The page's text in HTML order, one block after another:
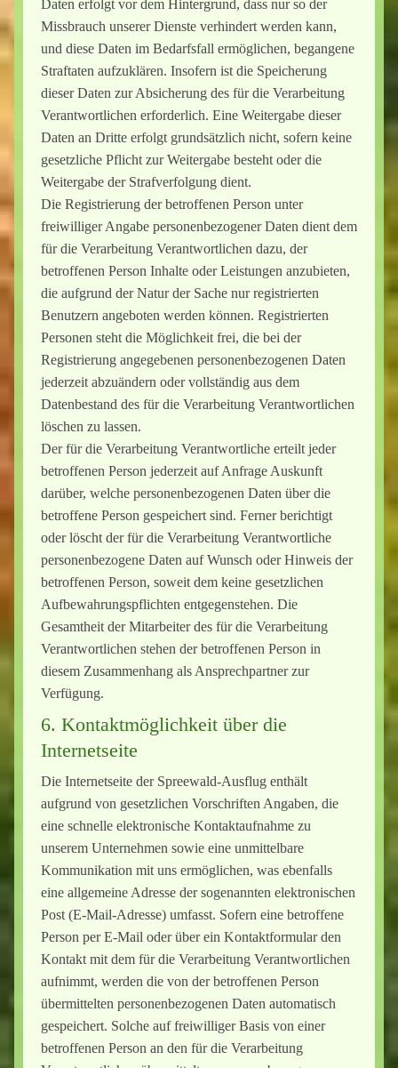
Daten erfolgt vor dem Hintergrund, dass nur so der
Missbrauch unserer Dienste verhindert werden kann,
und diese Daten im Bedarfsfall ermöglichen, begangene
Straftaten aufzuklären. Insofern ist die Speicherung
dieser Daten zur Absicherung des für die Verarbeitung
Verantwortlichen erforderlich. Eine Weitergabe dieser
Daten an Dritte erfolgt grundsätzlich nicht, sofern keine
gesetzliche Pflicht zur Weitergabe besteht oder die
Weitergabe der Strafverfolgung dient.
Die Registrierung der betroffenen Person unter
freiwilliger Angabe personenbezogener Daten dient dem
für die Verarbeitung Verantwortlichen dazu, der
betroffenen Person Inhalte oder Leistungen anzubieten,
die aufgrund der Natur der Sache nur registrierten
Benutzern angeboten werden können. Registrierten
Personen steht die Möglichkeit frei, die bei der
Registrierung angegebenen personenbezogenen Daten
jederzeit abzuändern oder vollständig aus dem
Datenbestand des für die Verarbeitung Verantwortlichen
löschen zu lassen.
Der für die Verarbeitung Verantwortliche erteilt jeder
betroffenen Person jederzeit auf Anfrage Auskunft
darüber, welche personenbezogenen Daten über die
betroffene Person gespeichert sind. Ferner berichtigt
oder löscht der für die Verarbeitung Verantwortliche
personenbezogene Daten auf Wunsch oder Hinweis der
betroffenen Person, soweit dem keine gesetzlichen
Aufbewahrungspflichten entgegenstehen. Die
Gesamtheit der Mitarbeiter des für die Verarbeitung
Verantwortlichen stehen der betroffenen Person in
diesem Zusammenhang als Ansprechpartner zur
Verfügung.
6. Kontaktmöglichkeit über die
Internetseite
Die Internetseite der Spreewald-Ausflug enthält
aufgrund von gesetzlichen Vorschriften Angaben, die
eine schnelle elektronische Kontaktaufnahme zu
unserem Unternehmen sowie eine unmittelbare
Kommunikation mit uns ermöglichen, was ebenfalls
eine allgemeine Adresse der sogenannten elektronischen
Post (E-Mail-Adresse) umfasst. Sofern eine betroffene
Person per E-Mail oder über ein Kontaktformular den
Kontakt mit dem für die Verarbeitung Verantwortlichen
aufnimmt, werden die von der betroffenen Person
übermittelten personenbezogenen Daten automatisch
gespeichert. Solche auf freiwilliger Basis von einer
betroffenen Person an den für die Verarbeitung